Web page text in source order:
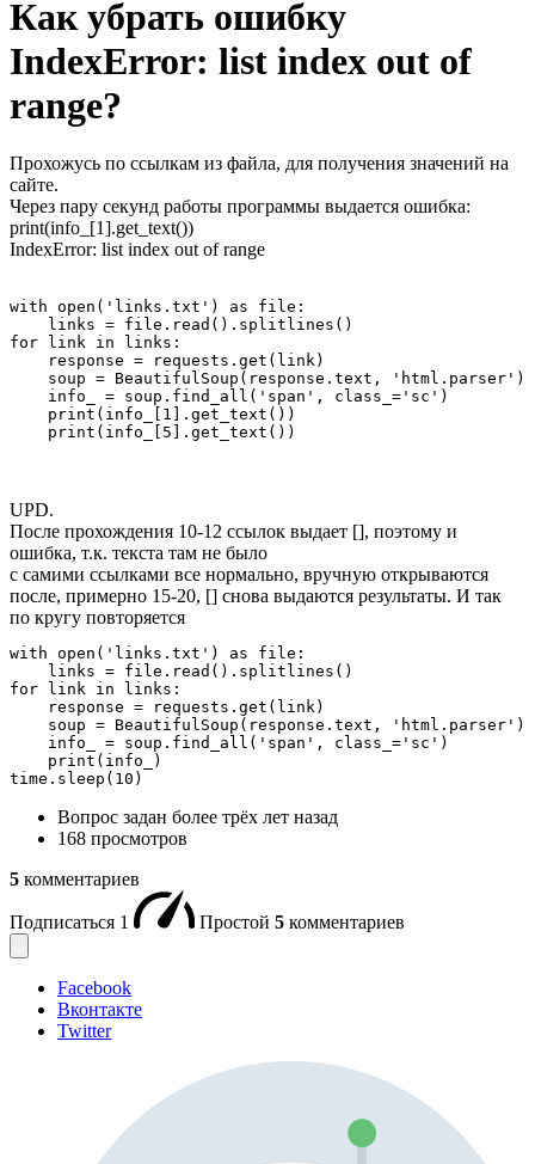
Как убрать ошибку
IndexError: list index out of
range?
Прохожусь по ссылкам из файла, для получения значений на
сайте.
Через пару секунд работы программы выдается ошибка:
print(info_[1].get_text())
IndexError: list index out of range
with open('links.txt') as file:
    links = file.read().splitlines()
for link in links:
    response = requests.get(link)
    soup = BeautifulSoup(response.text, 'html.parser')
    info_ = soup.find_all('span', class_='sc')
    print(info_[1].get_text())
    print(info_[5].get_text())
UPD.
После прохождения 10-12 ссылок выдает [], поэтому и
ошибка, т.к. текста там не было
с самими ссылками все нормально, вручную открываются
после, примерно 15-20, [] снова выдаются результаты. И так
по кругу повторяется
with open('links.txt') as file:
    links = file.read().splitlines()
for link in links:
    response = requests.get(link)
    soup = BeautifulSoup(response.text, 'html.parser')
    info_ = soup.find_all('span', class_='sc')
    print(info_)
time.sleep(10)
Вопрос задан более трёх лет назад
168 просмотров
5 комментариев
Подписаться 1 Простой 5 комментариев
Facebook
Вконтакте
Twitter